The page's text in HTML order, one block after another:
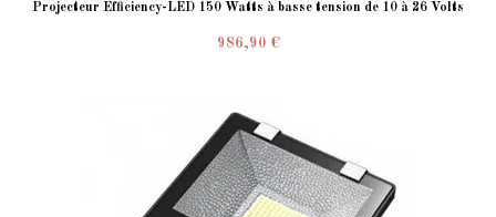
Projecteur Efficiency-LED 150 Watts à basse tension de 10 à 26 Volts
986,90 €